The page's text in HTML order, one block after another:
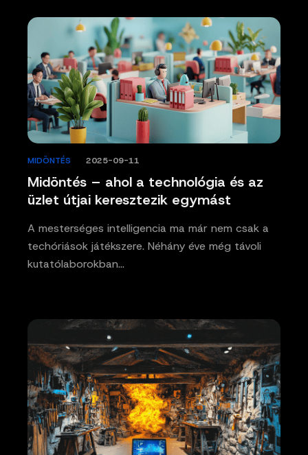
Midöntés – ahol a technológia és az
üzlet útjai keresztezik egymást
MIDÖNTÉS 2025-09-11
A mesterséges intelligencia ma már nem csak a
techóriások játékszere. Néhány éve még távoli
kutatólaborokban…